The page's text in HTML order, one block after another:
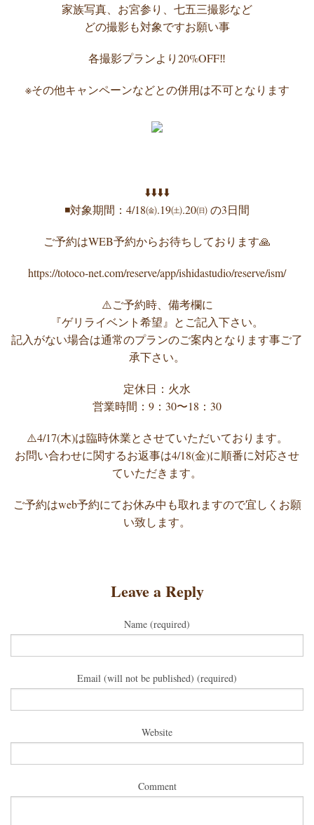
家族写真、お宮参り、七五三撮影など
どの撮影も対象ですお願い事
各撮影プランより20%OFF‼️
※その他キャンペーンなどとの併用は不可となります
⬇️⬇️⬇️⬇️
◾️対象期間：4/18㈮.19㈯.20㈰ の3日間
ご予約はWEB予約からお待ちしております🙏
https://totoco-net.com/reserve/app/ishidastudio/reserve/ism/
⚠️ご予約時、備考欄に
『ゲリライベント希望』とご記入下さい。
記入がない場合は通常のプランのご案内となります事ご了
承下さい。
定休日：火水
営業時間：9：30〜18：30
⚠️4/17(木)は臨時休業とさせていただいております。
お問い合わせに関するお返事は4/18(金)に順番に対応させ
ていただきます。
ご予約はweb予約にてお休み中も取れますので宜しくお願
い致します。
Leave a Reply
Name (required)
Email (will not be published) (required)
Website
Comment